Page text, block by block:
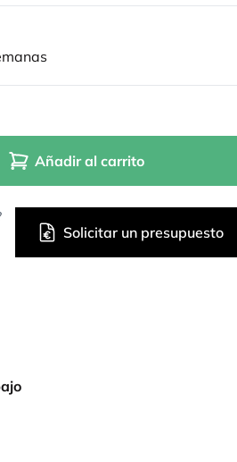
Añadir al carrito
Solicitar un presupuesto